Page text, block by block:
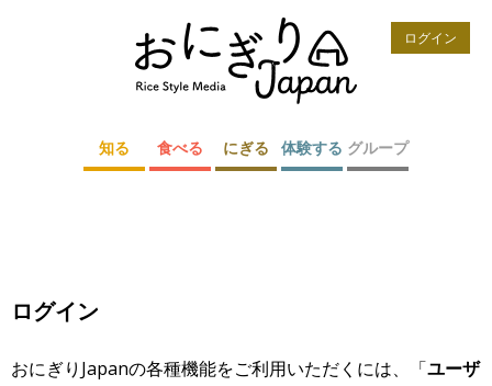
ログイン
知る 食べる にぎる 体験する グループ
ログイン
おにぎりJapanの各種機能をご利用いただくには、「ユーザ